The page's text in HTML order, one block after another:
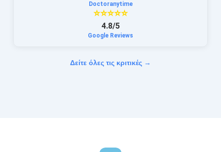
Doctoranytime
⭐⭐⭐⭐⭐
4.8/5
Google Reviews
Δείτε όλες τις κριτικές →